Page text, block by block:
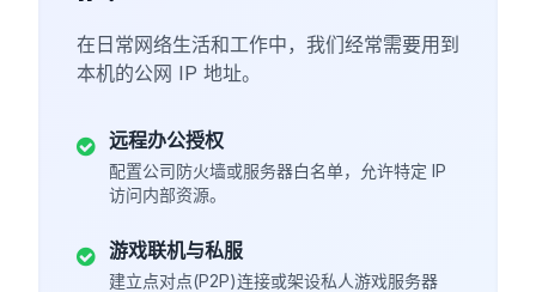
在日常网络生活和工作中，我们经常需要用到
本机的公网 IP 地址。
远程办公授权
配置公司防火墙或服务器白名单，允许特定 IP
访问内部资源。
游戏联机与私服
建立点对点(P2P)连接或架设私人游戏服务器